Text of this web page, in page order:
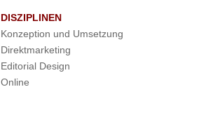
DISZIPLINEN
Konzeption und Umsetzung
Direktmarketing
Editorial Design
Online